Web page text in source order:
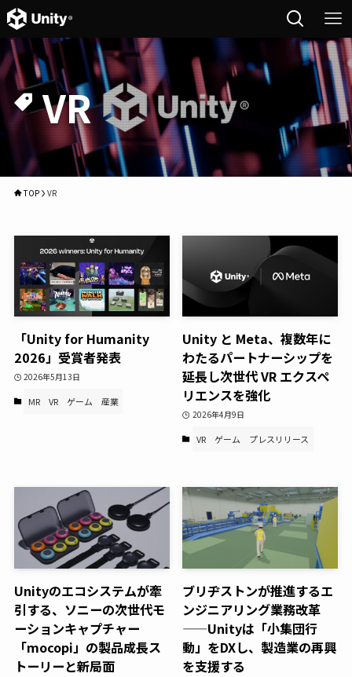
VR
TOP VR
「Unity for Humanity
2026」受賞者発表
2026年5月13日
MR VR ゲーム 産業
Unity と Meta、複数年に
わたるパートナーシップを
延長し次世代 VR エクスペ
リエンスを強化
2026年4月9日
VR ゲーム プレスリリース
Unityのエコシステムが牽
引する、ソニーの次世代モ
ーションキャプチャー
「mocopi」の製品成長ス
トーリーと新局面
ブリヂストンが推進するエ
ンジニアリング業務改革
——Unityは「小集団行
動」をDXし、製造業の再興
を支援する